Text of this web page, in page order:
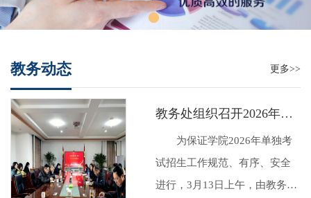
教务动态 更多>>
教务处组织召开2026年单独考试招生考务工作专题会议
为保证学院2026年单独考
试招生工作规范、有序、安全
进行，3月13日上午，由教务处